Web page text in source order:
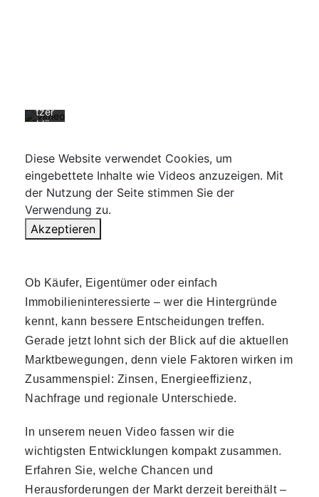
tzer
klär
Vim
eo.
Meh
erfa
hre
n
Vimeo
entsperren
Diese Website verwendet Cookies, um
eingebettete Inhalte wie Videos anzuzeigen. Mit
der Nutzung der Seite stimmen Sie der
Verwendung zu.
Akzeptieren
Ob Käufer, Eigentümer oder einfach
Immobilieninteressierte – wer die Hintergründe
kennt, kann bessere Entscheidungen treffen.
Gerade jetzt lohnt sich der Blick auf die aktuellen
Marktbewegungen, denn viele Faktoren wirken im
Zusammenspiel: Zinsen, Energieeffizienz,
Nachfrage und regionale Unterschiede.
In unserem neuen Video fassen wir die
wichtigsten Entwicklungen kompakt zusammen.
Erfahren Sie, welche Chancen und
Herausforderungen der Markt derzeit bereithält –